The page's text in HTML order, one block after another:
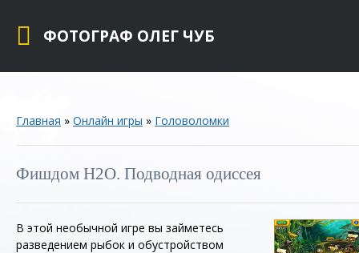
ФОТОГРАФ ОЛЕГ ЧУБ
Главная » Онлайн игры » Головоломки
Фишдом H2O. Подводная одиссея
В этой необычной игре вы займетесь
разведением рыбок и обустройством